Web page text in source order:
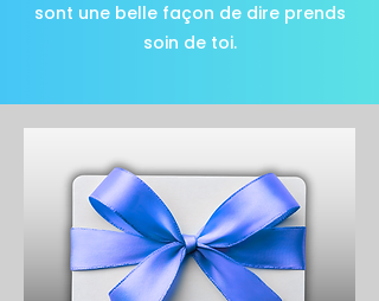
sont une belle façon de dire prends
soin de toi.